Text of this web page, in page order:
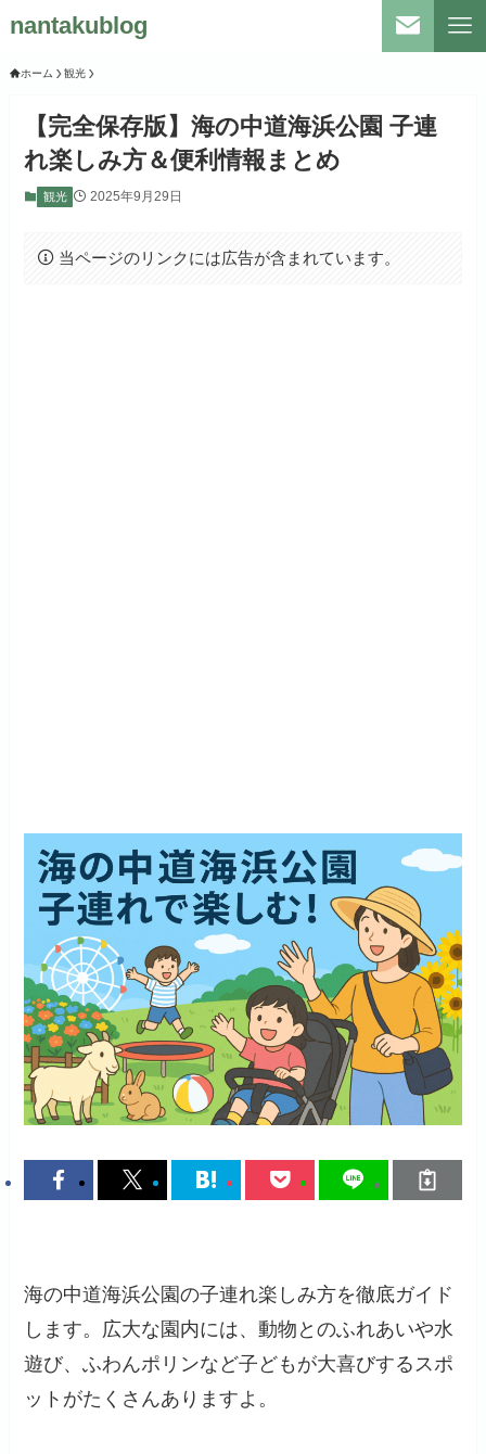
nantakublog
ホーム 観光
【完全保存版】海の中道海浜公園 子連
れ楽しみ方＆便利情報まとめ
観光 2025年9月29日
当ページのリンクには広告が含まれています。
海の中道海浜公園の子連れ楽しみ方を徹底ガイド
します。広大な園内には、動物とのふれあいや水
遊び、ふわんポリンなど子どもが大喜びするスポ
ットがたくさんありますよ。